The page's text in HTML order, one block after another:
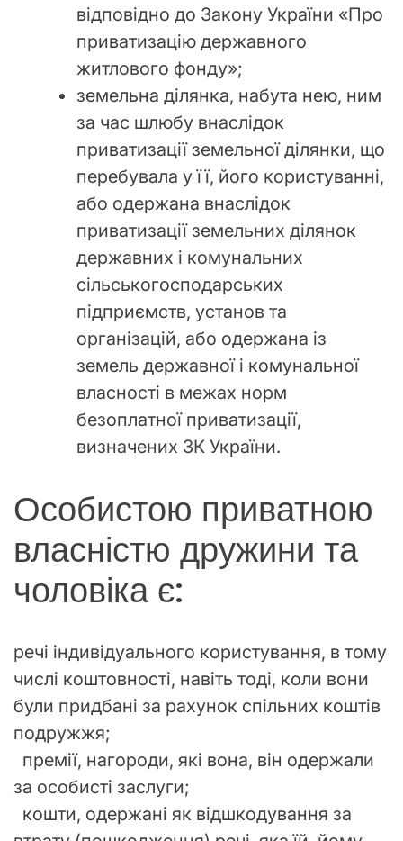
відповідно до Закону України «Про
приватизацію державного
житлового фонду»;
земельна ділянка, набута нею, ним
за час шлюбу внаслідок
приватизації земельної ділянки, що
перебувала у її, його користуванні,
або одержана внаслідок
приватизації земельних ділянок
державних і комунальних
сільськогосподарських
підприємств, установ та
організацій, або одержана із
земель державної і комунальної
власності в межах норм
безоплатної приватизації,
визначених ЗК України.
Особистою приватною
власністю дружини та
чоловіка є:
речі індивідуального користування, в тому
числі коштовності, навіть тоді, коли вони
були придбані за рахунок спільних коштів
подружжя;
премії, нагороди, які вона, він одержали
за особисті заслуги;
кошти, одержані як відшкодування за